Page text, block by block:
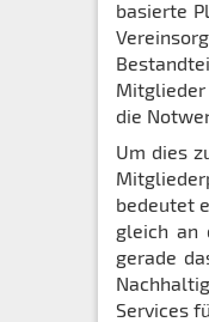
basierte
die
Um dies
bedeutet
gleich an
gerade
Services